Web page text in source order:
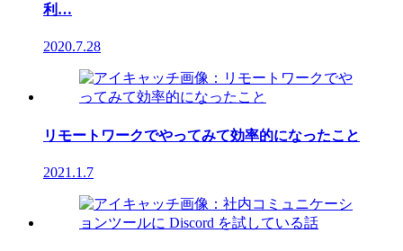
利…
2020.7.28
リモートワークでやってみて効率的になったこと
2021.1.7